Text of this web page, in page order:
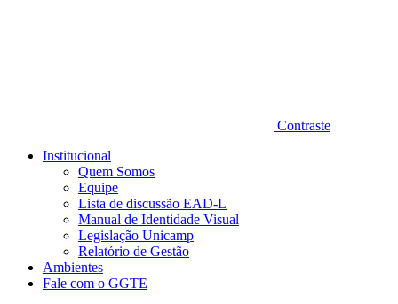
Contraste
Institucional
Quem Somos
Equipe
Lista de discussão EAD-L
Manual de Identidade Visual
Legislação Unicamp​
Relatório de Gestão
Ambientes
Fale com o GGTE